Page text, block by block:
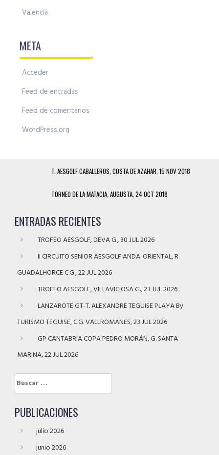
Valencia
META
Acceder
Feed de entradas
Feed de comentarios
WordPress.org
T. AESGOLF CABALLEROS, COSTA DE AZAHAR, 15 NOV 2018
TORNEO DE LA MATACIA, AUGUSTA, 24 OCT 2018
ENTRADAS RECIENTES
TROFEO AESGOLF, DEVA G., 30 JUL 2026
II CIRCUITO SENIOR AESGOLF ANDA. ORIENTAL, R.
GUADALHORCE C.G., 22 JUL 2026
TROFEO AESGOLF, VILLAVICIOSA G., 23 JUL 2026
LANZAROTE GT-T. ALEXANDRE TEGUISE PLAYA By
TURISMO TEGUISE, C.G. VALLROMANES, 23 JUL 2026
GP CANTABRIA COPA PEDRO MORÁN, G. SANTA
MARINA, 22 JUL 2026
Buscar:
PUBLICACIONES
julio 2026
junio 2026